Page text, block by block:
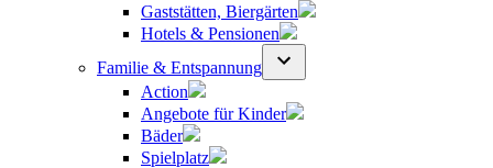
Gaststätten, Biergärten
Hotels & Pensionen
Familie & Entspannung
Action
Angebote für Kinder
Bäder
Spielplatz